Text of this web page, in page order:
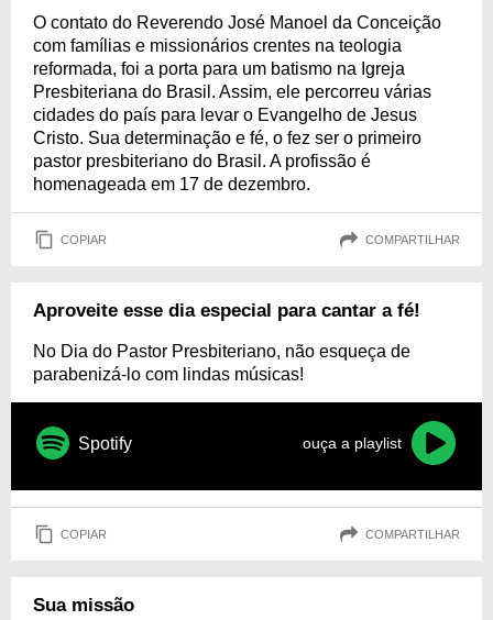
O contato do Reverendo José Manoel da Conceição
com famílias e missionários crentes na teologia
reformada, foi a porta para um batismo na Igreja
Presbiteriana do Brasil. Assim, ele percorreu várias
cidades do país para levar o Evangelho de Jesus
Cristo. Sua determinação e fé, o fez ser o primeiro
pastor presbiteriano do Brasil. A profissão é
homenageada em 17 de dezembro.
COPIAR COMPARTILHAR
Aproveite esse dia especial para cantar a fé!
No Dia do Pastor Presbiteriano, não esqueça de
parabenizá-lo com lindas músicas!
Spotify ouça a playlist
COPIAR COMPARTILHAR
Sua missão